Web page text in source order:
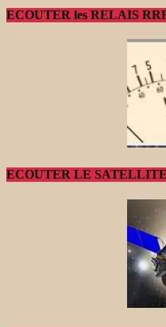
ECOUTER les RELAIS
ECOUTER LE SATELLITE